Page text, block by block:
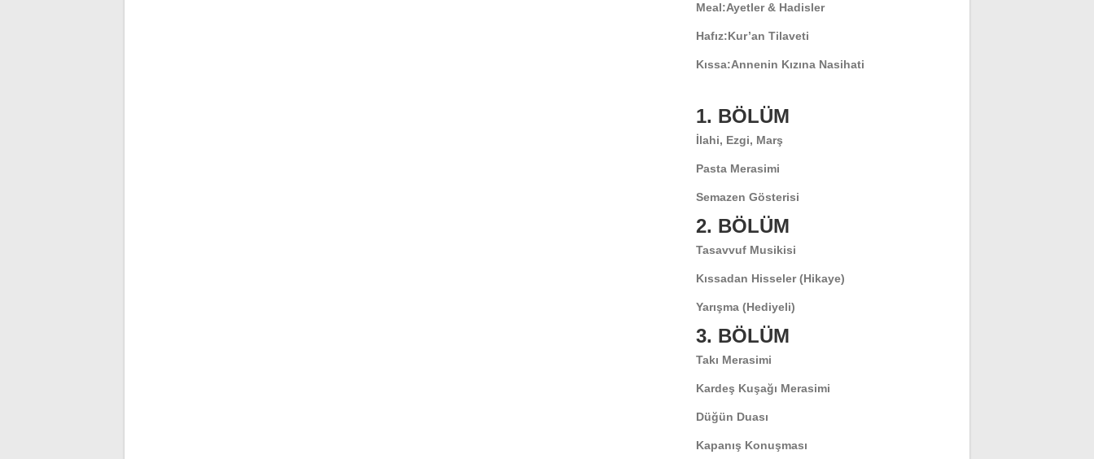
Meal:Ayetler & Hadisler
Hafız:Kur’an Tilaveti
Kıssa:Annenin Kızına Nasihati
1. BÖLÜM
İlahi, Ezgi, Marş
Pasta Merasimi
Semazen Gösterisi
2. BÖLÜM
Tasavvuf Musikisi
Kıssadan Hisseler (Hikaye)
Yarışma (Hediyeli)
3. BÖLÜM
Takı Merasimi
Kardeş Kuşağı Merasimi
Düğün Duası
Kapanış Konuşması